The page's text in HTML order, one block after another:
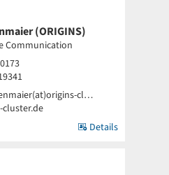
(ORIGINS)
Communication
cl…
Details